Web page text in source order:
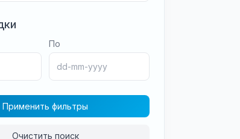
По
Применить фильтры
Очистить поиск